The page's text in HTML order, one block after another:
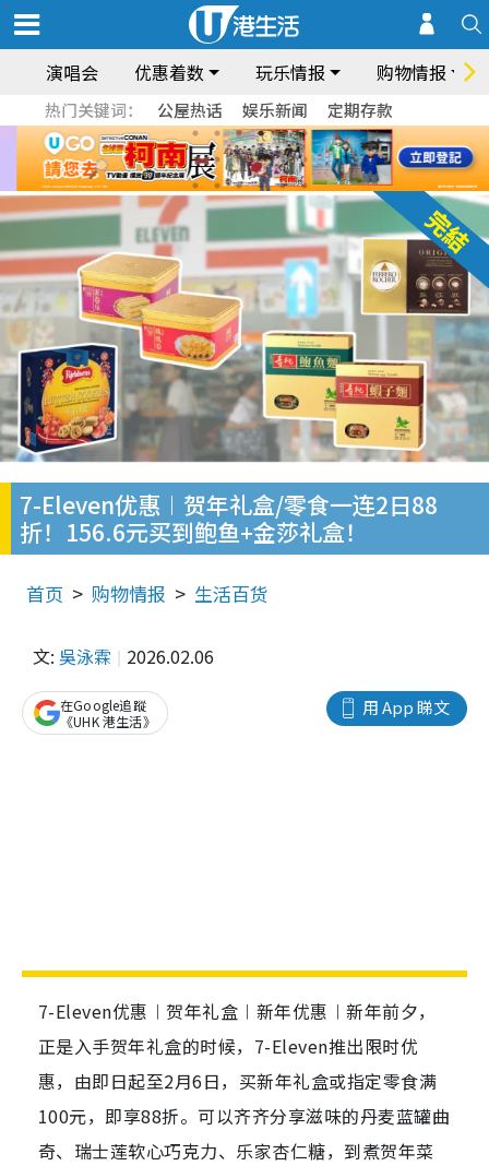
演唱会 优惠着数 玩乐情报 购物情报
热门关键词： 公屋热话 娱乐新闻 定期存款
7-Eleven优惠︱贺年礼盒/零食一连2日88
折！156.6元买到鲍鱼+金莎礼盒！
首页 购物情报 生活百货
文: 吳泳霖 2026.02.06
用 App 睇文
在Google追蹤
《UHK 港生活》
7-Eleven优惠︱贺年礼盒︱新年优惠︱新年前夕，
正是入手贺年礼盒的时候，7-Eleven推出限时优
惠，由即日起至2月6日，买新年礼盒或指定零食满
100元，即享88折。可以齐齐分享滋味的丹麦蓝罐曲
奇、瑞士莲软心巧克力、乐家杏仁糖，到煮贺年菜